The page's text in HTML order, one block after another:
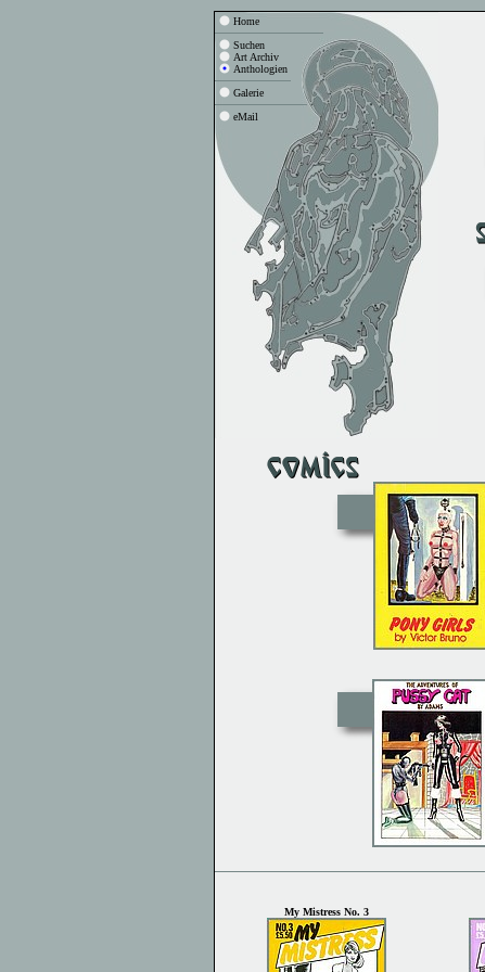
Home
Suchen
Art Archiv
Anthologien
Galerie
eMail
My Mistress No. 3